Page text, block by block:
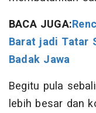
BACA JUGA:
Barat jadi Tatar
Badak Jawa
Begitu pula
lebih besar dan